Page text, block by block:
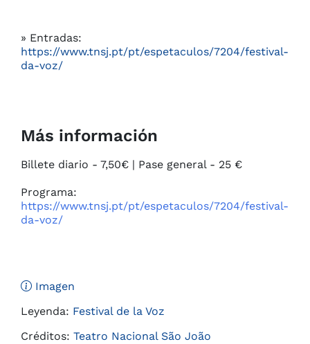
» Entradas:
https://www.tnsj.pt/pt/espetaculos/7204/festival-
da-voz/
Más información
Billete diario - 7,50€ | Pase general - 25 €
https://www.tnsj.pt/pt/espetaculos/7204/festival-
da-voz/
Imagen
Leyenda: Festival de la Voz
Créditos: Teatro Nacional São João